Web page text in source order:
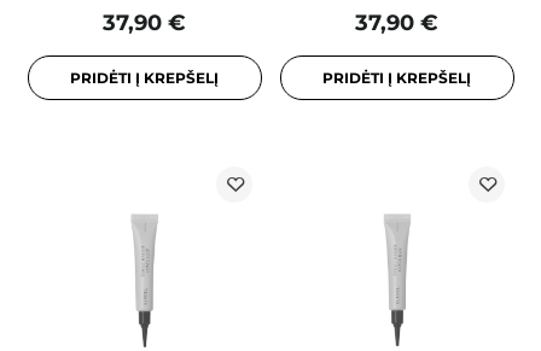
37,90 €
PRIDĖTI Į KREPŠELĮ
37,90 €
PRIDĖTI Į KREPŠELĮ